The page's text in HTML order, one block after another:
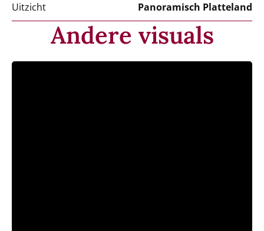
Uitzicht Panoramisch Platteland
Andere visuals